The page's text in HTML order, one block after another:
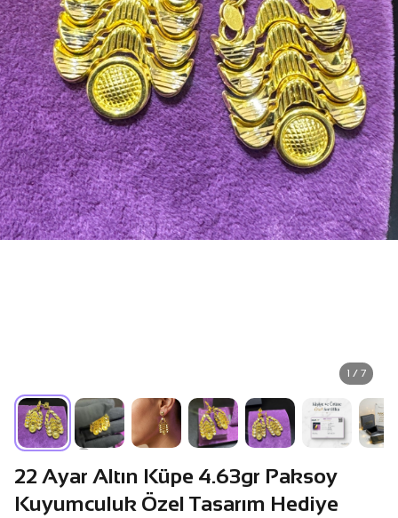
1 / 7
22 Ayar Altın Küpe 4.63gr Paksoy
Kuyumculuk Özel Tasarım Hediye